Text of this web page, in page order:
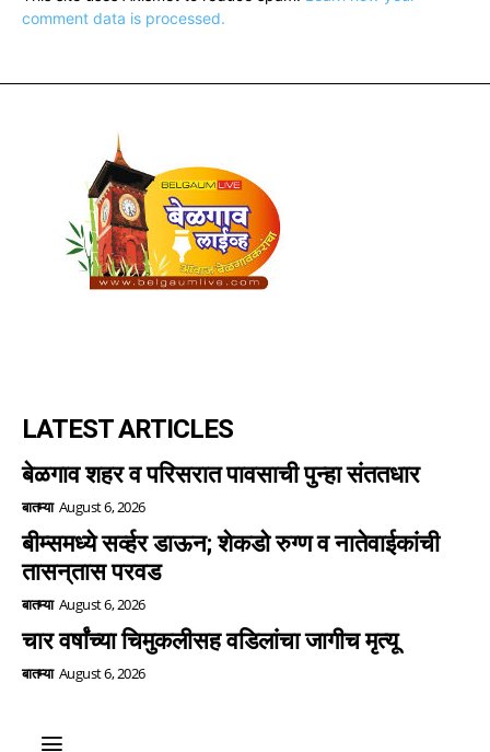
comment data is processed.
LATEST ARTICLES
बेळगाव शहर व परिसरात पावसाची पुन्हा संततधार
बातम्या August 6, 2026
बीम्समध्ये सर्व्हर डाऊन; शेकडो रुग्ण व नातेवाईकांची
तासन्‌तास परवड
बातम्या August 6, 2026
चार वर्षांच्या चिमुकलीसह वडिलांचा जागीच मृत्यू
बातम्या August 6, 2026